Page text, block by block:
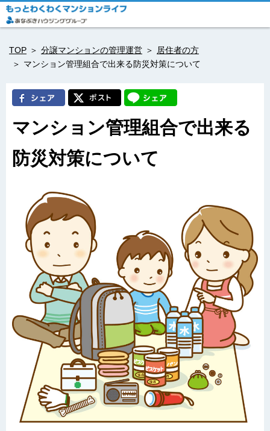
TOP 分譲マンションの管理運営
居住者の方
マンション管理組合で出来る防災対策について
マンション管理組合で出来る
防災対策について